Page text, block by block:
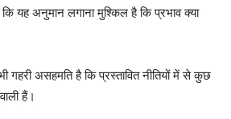
कि यह अनुमान लगाना मुश्किल है कि प्रभाव क्या
गहरी असहमति है कि प्रस्तावित नीतियों में से कुछ
हैं।